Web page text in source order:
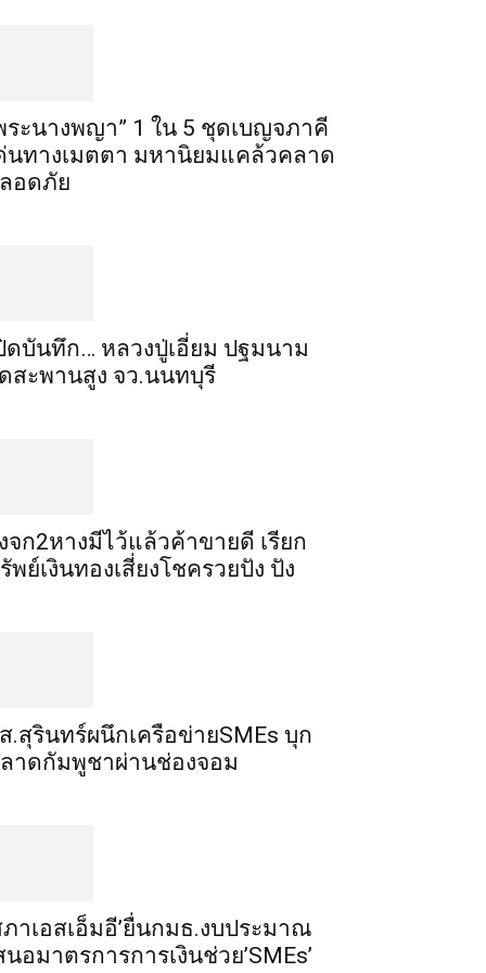
ระ​นาง​พญา” 1 ใน 5​ ชุดเบญจ​ภาคี​
นทางเมตตา​ มหา​นิยม​แคล้วคลาด​
อดภัย​
ดบันทึก… หลวงปู่เอี่ยม ​ปฐม​นาม​
สะพานสูง​ จว.นนทบุรี
จก​2​หาง​มีไว้แล้ว​ค้าขาย​ดี​ เรียก​
พย์เงินทอง​เสี่ยงโชค​รวยปัง​ ปัง​
.สุรินทร์ผนึกเครือข่ายSMEs บุก
าดกัมพูชาผ่านช่องจอม
ภาเอสเอ็มอี’ยื่นกมธ.งบประมาณ
นอมาตรการการเงินช่วย’SMEs’